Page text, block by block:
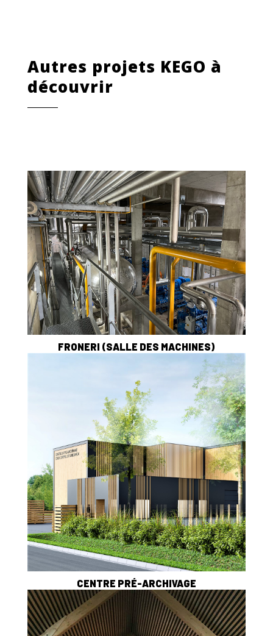
Autres projets KEGO à
découvrir
FRONERI (SALLE DES MACHINES)
CENTRE PRÉ-ARCHIVAGE